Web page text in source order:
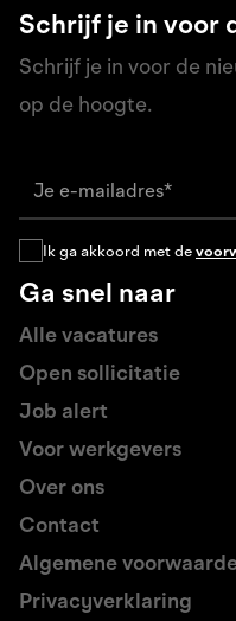
Schrijf je in voor
Schrijf je in voor de
op de hoogte.
Ik ga akkoord met de
Ga snel naar
Alle vacatures
Open sollicitatie
Job alert
Voor werkgevers
Over ons
Contact
Algemene
Privacyverklaring